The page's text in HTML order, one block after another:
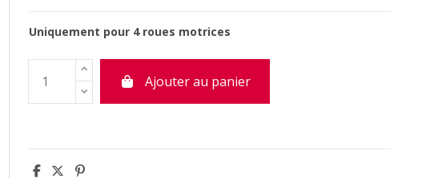
Uniquement pour 4 roues motrices
Ajouter au panier